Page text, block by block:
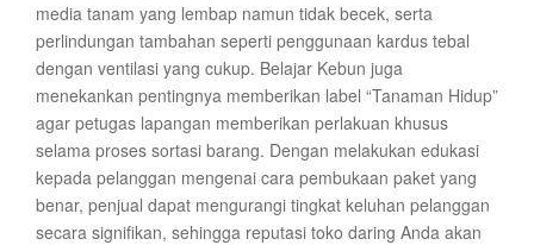
media tanam yang lembap namun tidak becek, serta
perlindungan tambahan seperti penggunaan kardus tebal
dengan ventilasi yang cukup. Belajar Kebun juga
menekankan pentingnya memberikan label “Tanaman Hidup”
agar petugas lapangan memberikan perlakuan khusus
selama proses sortasi barang. Dengan melakukan edukasi
kepada pelanggan mengenai cara pembukaan paket yang
benar, penjual dapat mengurangi tingkat keluhan pelanggan
secara signifikan, sehingga reputasi toko daring Anda akan